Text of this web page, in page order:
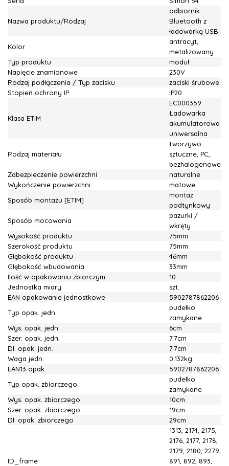
Nazwa produktu/Rodzaj
odbiornik
Bluetooth z
ładowarką USB
Kolor
antracyt,
metalizowany
Typ produktu
moduł
Napięcie znamionowe
230V
Rodzaj podłączenia / Typ zacisku
zaciski śrubowe
Stopień ochrony IP
IP20
Klasa ETIM
EC000359
Ładowarka
akumulatorowa
uniwersalna
Rodzaj materiału
tworzywo
sztuczne, PC,
bezhalogenowe
Zabezpieczenie powierzchni
naturalne
Wykończenie powierzchni
matowe
Sposób montażu [ETIM]
montaż
podtynkowy
Sposób mocowania
pazurki /
wkręty
Wysokość produktu
75mm
Szerokość produktu
75mm
Głębokość produktu
46mm
Głębokość wbudowania
33mm
Ilość w opakowaniu zbiorczym
10
Jednostka miary
szt.
EAN opakowanie jednostkowe
5902787862206
Typ opak. jedn.
pudełko
zamykane
Wys. opak. jedn.
6cm
Szer. opak. jedn.
7.7cm
Dł. opak. jedn.
7.7cm
Waga jedn.
0.132kg
EAN13 opak.
5902787862206
Typ opak. zbiorczego
pudełko
zamykane
Wys. opak. zbiorczego
10cm
Szer. opak. zbiorczego
19cm
Dł. opak. zbiorczego
29cm
ID_frame
1313, 2174, 2175,
2176, 2177, 2178,
2179, 2180, 2279,
891, 892, 893,